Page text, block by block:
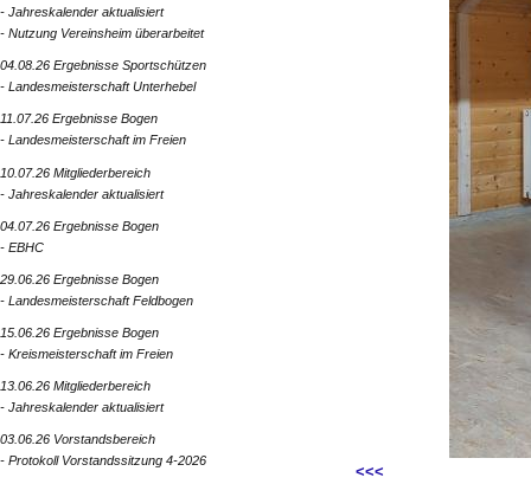
<<<
- Jahreskalender aktualisiert
- Nutzung Vereinsheim überarbeitet
04.08.26 Ergebnisse Sportschützen
- Landesmeisterschaft Unterhebel
11.07.26 Ergebnisse Bogen
- Landesmeisterschaft im Freien
10.07.26 Mitgliederbereich
- Jahreskalender aktualisiert
04.07.26 Ergebnisse Bogen
- EBHC
29.06.26 Ergebnisse Bogen
- Landesmeisterschaft Feldbogen
15.06.26 Ergebnisse Bogen
- Kreismeisterschaft im Freien
13.06.26 Mitgliederbereich
- Jahreskalender aktualisiert
03.06.26 Vorstandsbereich
- Protokoll Vorstandssitzung 4-2026